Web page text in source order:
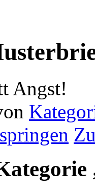
Angst!